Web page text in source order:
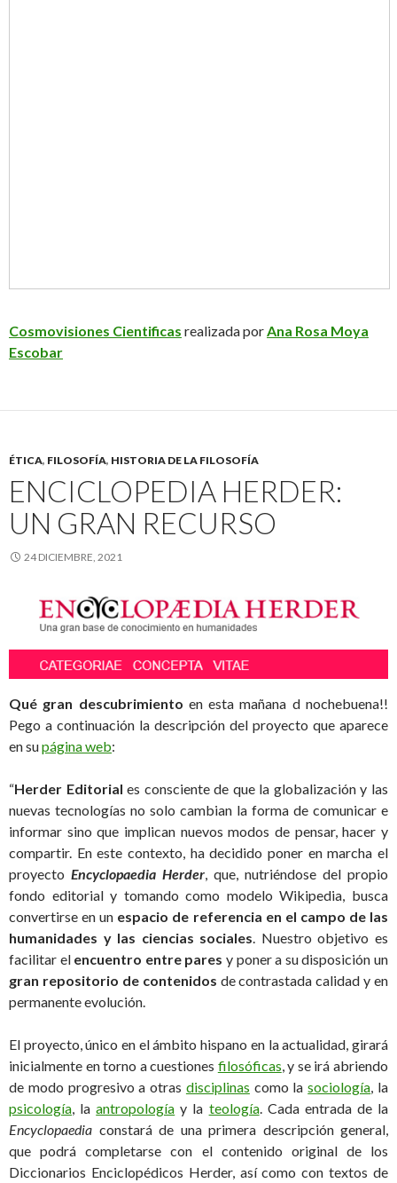
Cosmovisiones Cientificas realizada por Ana Rosa Moya
Escobar
ÉTICA, FILOSOFÍA, HISTORIA DE LA FILOSOFÍA
ENCICLOPEDIA HERDER:
UN GRAN RECURSO
24 DICIEMBRE, 2021
Qué gran descubrimiento en esta mañana d nochebuena!!
Pego a continuación la descripción del proyecto que aparece
en supágina web:
“Herder Editorial es consciente de que la globalización y las
nuevas tecnologías no solo cambian la forma de comunicar e
informar sino que implican nuevos modos de pensar, hacer y
compartir. En este contexto, ha decidido poner en marcha el
proyecto Encyclopaedia Herder , que, nutriéndose del propio
fondo editorial y tomando como modelo Wikipedia, busca
convertirse en un espacio de referencia en el campo de las
humanidades y las ciencias sociales . Nuestro objetivo es
facilitar el encuentro entre pares y poner a su disposición un
gran repositorio de contenidos de contrastada calidad y en
permanente evolución.
El proyecto, único en el ámbito hispano en la actualidad, girará
inicialmente en torno a cuestiones filosóficas , y se irá abriendo
de modo progresivo a otras disciplinas como lasociología , la
psicología , laantropología y la teología. Cada entrada de la
Encyclopaedia constará de una primera descripción general,
que podrá completarse con el contenido original de los
Diccionarios Enciclopédicos Herder, así como con textos de